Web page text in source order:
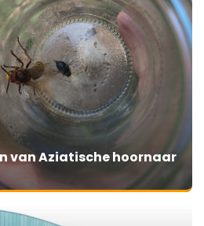
van Aziatische hoornaar